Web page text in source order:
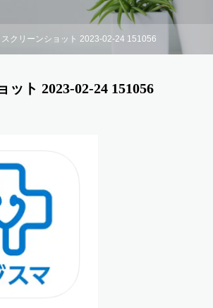
スクリーンショット 2023-02-24 151056
ット 2023-02-24 151056